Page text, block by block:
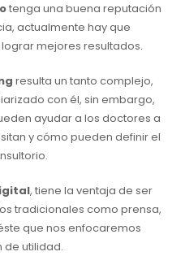
tenga una buena reputación
actualmente hay que
mejores resultados.
resulta un tanto complejo,
con él, sin embargo,
ayudar a los doctores a
y cómo pueden definir el
, tiene la ventaja de ser
tradicionales como prensa,
que nos enfocaremos
utilidad.